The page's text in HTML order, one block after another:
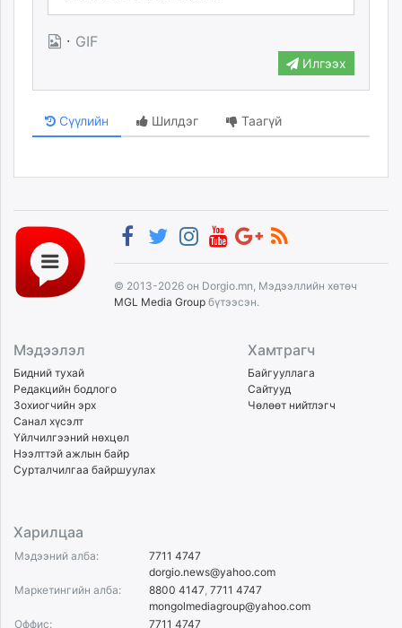
· GIF
Илгээх
Сүүлийн Шилдэг Таагүй
© 2013-2026 он Dorgio.mn, Мэдээллийн хөтөч
MGL Media Group бүтээсэн.
Мэдээлэл
Бидний тухай
Редакцийн бодлого
Зохиогчийн эрх
Санал хүсэлт
Үйлчилгээний нөхцөл
Нээлттэй ажлын байр
Сурталчилгаа байршуулах
Хамтрагч
Байгууллага
Сайтууд
Чөлөөт нийтлэгч
Харилцаа
Мэдээний алба:
7711 4747
dorgio.news@yahoo.com
Маркетингийн алба:
8800 4147, 7711 4747
mongolmediagroup@yahoo.com
Оффис:
7711 4747